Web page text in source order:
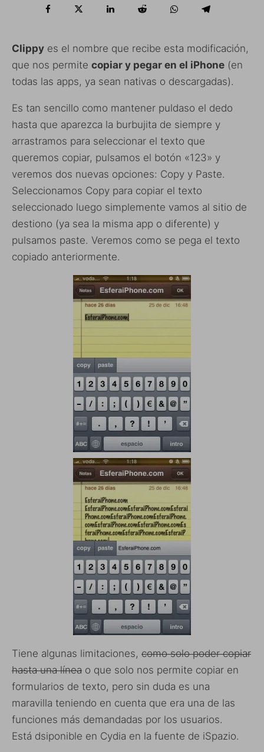
Clippy es el nombre que recibe esta modificación,
que nos permite copiar y pegar en el iPhone (en
todas las apps, ya sean nativas o descargadas).
Es tan sencillo como mantener puldaso el dedo
hasta que aparezca la burbujita de siempre y
arrastramos para seleccionar el texto que
queremos copiar, pulsamos el botón «123» y
veremos dos nuevas opciones: Copy y Paste.
Seleccionamos Copy para copiar el texto
seleccionado luego simplemente vamos al sitio de
destiono (ya sea la misma app o diferente) y
pulsamos paste. Veremos como se pega el texto
copiado anteriormente.
Tiene algunas limitaciones, como solo poder copiar
hasta una línea o que solo nos permite copiar en
formularios de texto, pero sin duda es una
maravilla teniendo en cuenta que era una de las
funciones más demandadas por los usuarios.
Está dsiponible en Cydia en la fuente de iSpazio.